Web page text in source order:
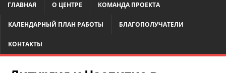
ГЛАВНАЯ О ЦЕНТРЕ КОМАНДА ПРОЕКТА
КАЛЕНДАРНЫЙ ПЛАН РАБОТЫ БЛАГОПОЛУЧАТЕЛИ
КОНТАКТЫ